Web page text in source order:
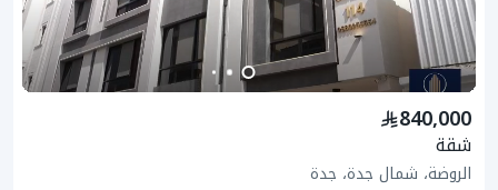
840,000
شقة
الروضة، شمال جدة، جدة